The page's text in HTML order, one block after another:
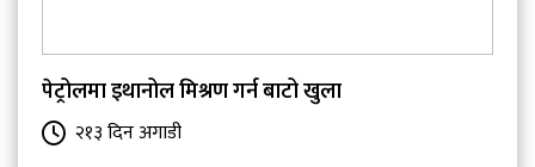
पेट्रोलमा इथानोल मिश्रण गर्न बाटो खुला
२१३ दिन अगाडी